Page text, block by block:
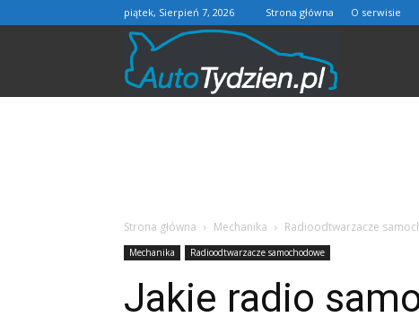
piątek, Sierpień 7, 2026 Strona główna O serwisie
Strona główna Mechanika Radioodtwarzacze
Mechanika Radioodtwarzacze samochodowe
Jakie radio